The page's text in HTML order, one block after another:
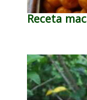
Receta